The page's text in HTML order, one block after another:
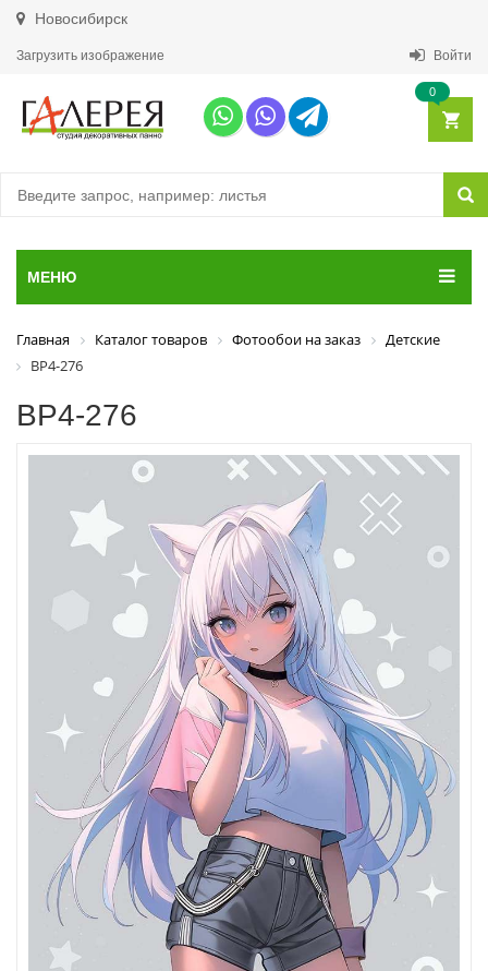
Новосибирск
Загрузить изображение Войти
0
МЕНЮ
Главная Каталог товаров Фотообои на заказ
Детские
ВР4-276
ВР4-276